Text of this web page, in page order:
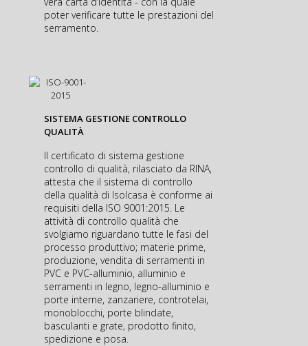
poter verificare tutte le prestazioni del
serramento.
SISTEMA GESTIONE CONTROLLO
QUALITÀ
Il certificato di sistema gestione
controllo di qualità, rilasciato da RINA,
attesta che il sistema di controllo
della qualità di Isolcasa è conforme ai
requisiti della ISO 9001:2015. Le
attività di controllo qualità che
svolgiamo riguardano tutte le fasi del
processo produttivo; materie prime,
produzione, vendita di serramenti in
PVC e PVC-alluminio, alluminio e
serramenti in legno, legno-alluminio e
porte interne, zanzariere, controtelai,
monoblocchi, porte blindate,
basculanti e grate, prodotto finito,
spedizione e posa.